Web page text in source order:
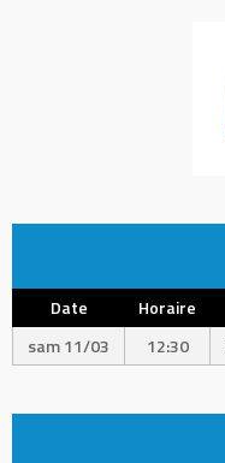
Date Horaire
sam 11/03
12:30